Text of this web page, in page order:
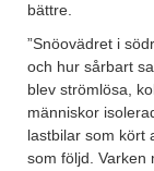
bättre.
”Snöovädret i
och hur sårbart
blev strömlösa,
människor
lastbilar som kört
som följd. Varken